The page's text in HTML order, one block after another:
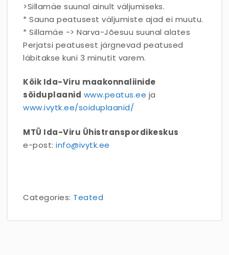
>Sillamäe suunal ainult väljumiseks.
* Sauna peatusest väljumiste ajad ei muutu.
* Sillamäe -> Narva-Jõesuu suunal alates
Perjatsi peatusest järgnevad peatused
läbitakse kuni 3 minutit varem.
Kõik Ida-Viru maakonnaliinide
sõiduplaanid www.peatus.ee ja
www.ivytk.ee/soiduplaanid/
MTÜ Ida-Viru Ühistranspordikeskus
e-post: info@ivytk.ee
Categories: Teated